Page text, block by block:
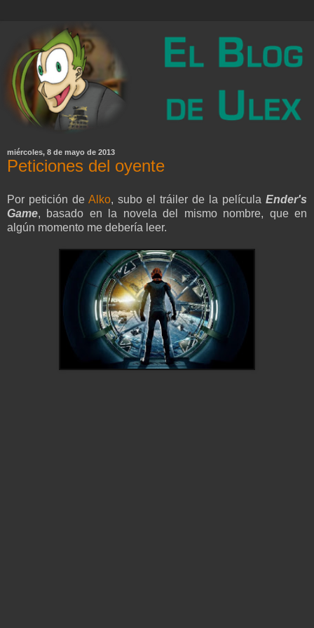
miércoles, 8 de mayo de 2013
Peticiones del oyente
Por petición de Alko, subo el tráiler de la película Ender's
Game, basado en la novela del mismo nombre, que en
algún momento me debería leer.